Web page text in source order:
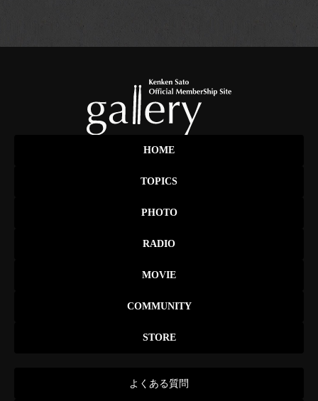
HOME
TOPICS
PHOTO
RADIO
MOVIE
COMMUNITY
STORE
よくある質問